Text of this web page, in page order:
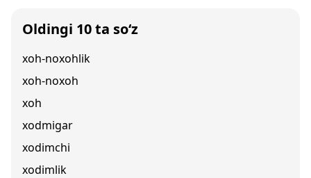
Oldingi 10 ta so‘z
xoh-noxohlik
xoh-noxoh
xoh
xodmigar
xodimchi
xodimlik